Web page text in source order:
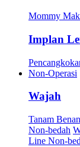
Mommy
Implan
Non-Operasi
Wajah
Tanam
Non-bedah
Line Non-